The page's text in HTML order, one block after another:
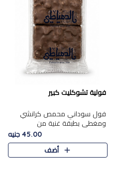
فولية تشوكليت كبير
فول سوداني محمص كرانشي
ومغطى بطبقة غنية من
الشوكولاتة، يجمع بين طعم
القرمشة الأصيلة الكلاسكيكية
التقليدية للفول السوداني وحلاوة
45.00 جنيه
أضف